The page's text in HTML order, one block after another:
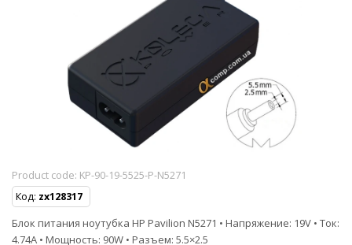
Product code: KP-90-19-5525-P-N5271
Код: zx128317
Блок питания ноутубка HP Pavilion N5271 • Напряжение: 19V • Ток:
4.74A • Мощность: 90W • Разъем: 5.5×2.5